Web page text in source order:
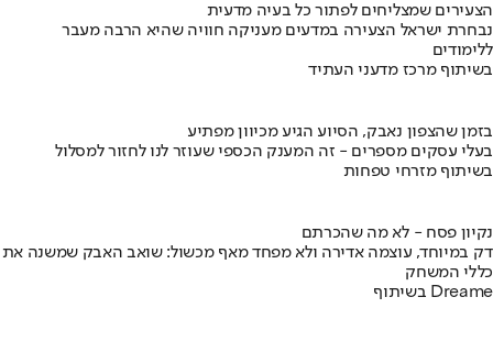
הצעירים שמצליחים לפתור כל בעיה מדעית
נבחרת ישראל הצעירה במדעים מעניקה חוויה שהיא הרבה מעבר
ללימודים
בשיתוף מרכז מדעני העתיד
בזמן שהצפון נאבק, הסיוע הגיע מכיוון מפתיע
בעלי עסקים מספרים - זה המענק הכספי שעוזר לנו לחזור למסלול
בשיתוף מזרחי טפחות
נקיון פסח - לא מה שהכרתם
דק במיוחד, עוצמה אדירה ולא מפחד מאף מכשול: שואב האבק שמשנה את
כללי המשחק
בשיתוף Dreame